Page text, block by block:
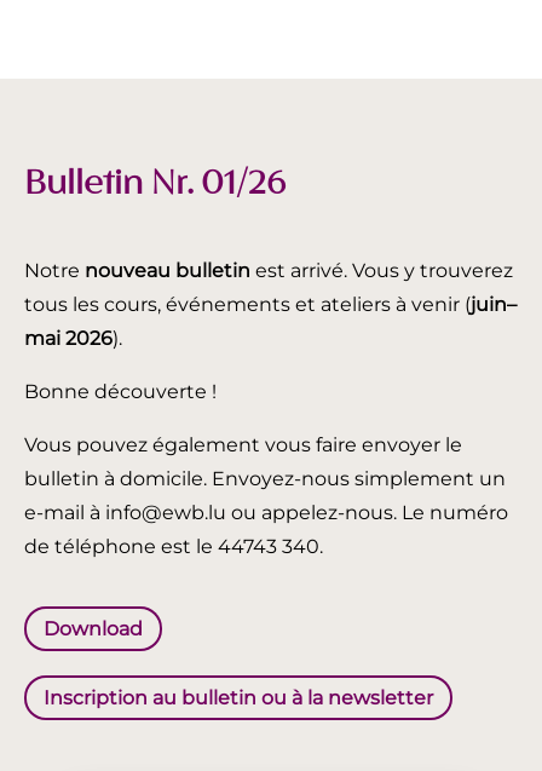
Bulletin Nr. 01/26
Notre nouveau bulletin est arrivé. Vous y trouverez
tous les cours, événements et ateliers à venir (juin–
mai 2026).
Bonne découverte !
Vous pouvez également vous faire envoyer le
bulletin à domicile. Envoyez-nous simplement un
e-mail à info@ewb.lu ou appelez-nous. Le numéro
de téléphone est le 44743 340.
Download
Inscription au bulletin ou à la newsletter